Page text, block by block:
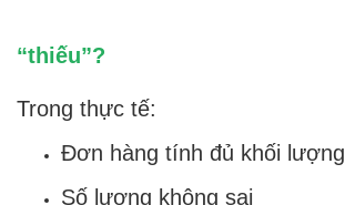
“thiếu”?
Trong thực tế:
Đơn hàng tính đủ khối lượng
Số lượng không sai